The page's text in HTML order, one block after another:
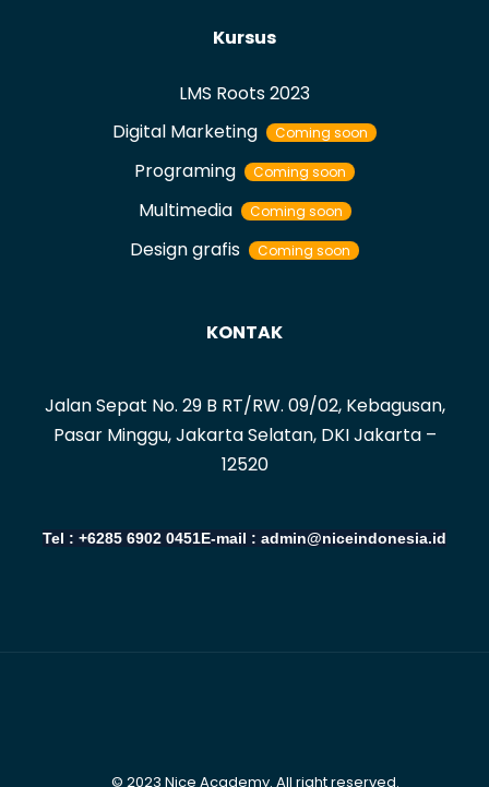
Kursus
LMS Roots 2023
Digital Marketing
Coming soon
Programing Coming soon
Multimedia Coming soon
Design grafis Coming soon
KONTAK
Jalan Sepat No. 29 B RT/RW. 09/02, Kebagusan,
Pasar Minggu, Jakarta Selatan, DKI Jakarta –
12520
Tel : +6285 6902 0451E-mail : admin@niceindonesia.id
© 2023 Nice Academy. All right reserved.